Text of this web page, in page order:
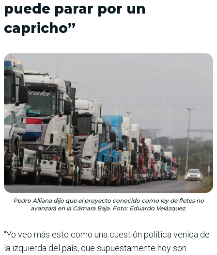
puede parar por un
capricho”
Pedro Alliana dijo que el proyecto conocido como ley de fletes no
avanzará en la Cámara Baja. Foto: Eduardo Velázquez.
“Yo veo más esto como una cuestión política venida de
la izquierda del país, que supuestamente hoy son